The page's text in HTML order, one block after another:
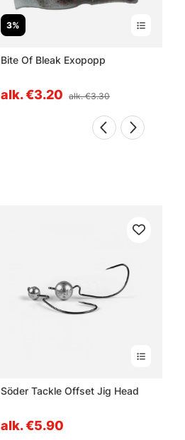
3%
Bite Of Bleak Exopopp
alk. €3.20 alk. €3.30
Söder Tackle Offset Jig Head
alk. €5.90